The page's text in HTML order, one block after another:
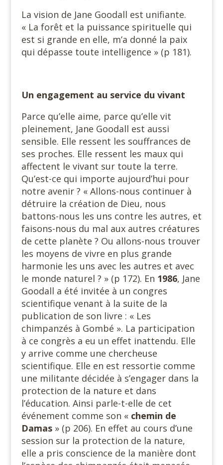
La vision de Jane Goodall est unifiante.
« La forêt et la puissance spirituelle qui
est si grande en elle, m’a donné la paix
qui dépasse toute intelligence » (p 181).
Un engagement au service du vivant
Parce qu’elle aime, parce qu’elle vit
pleinement, Jane Goodall est aussi
sensible. Elle ressent les souffrances de
ses proches. Elle ressent les maux qui
affectent le vivant sur toute la terre.
Qu’est-ce qui importe aujourd’hui pour
notre avenir ? « Allons-nous continuer à
détruire la création de Dieu, nous
battons-nous les uns contre les autres, et
faisons-nous du mal aux autres créatures
de cette planète ? Ou allons-nous trouver
les moyens de vivre en plus grande
harmonie les uns avec les autres et avec
le monde naturel ? » (p 172). En 1986, Jane
Goodall a été invitée à un congres
scientifique venant à la suite de la
publication de son livre : « Les
chimpanzés à Gombé ». La participation
à ce congrès a eu un effet inattendu. Elle
y arrive comme une chercheuse
scientifique. Elle en est ressortie comme
une militante décidée à s’engager dans la
protection de la nature et dans
l’éducation. Ainsi parle-t-elle de cet
événement comme son « chemin de
Damas » (p 206). En effet au cours d’une
session sur la protection de la nature,
elle a pris conscience de la manière dont